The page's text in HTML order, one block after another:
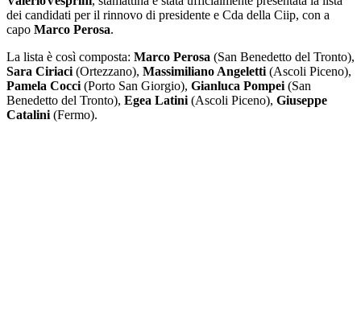
dei candidati per il rinnovo di presidente e Cda della Ciip, con a
capo Marco Perosa.
La lista è così composta: Marco Perosa (San Benedetto del Tronto),
Sara Ciriaci (Ortezzano), Massimiliano Angeletti (Ascoli Piceno),
Pamela Cocci (Porto San Giorgio), Gianluca Pompei (San
Benedetto del Tronto), Egea Latini (Ascoli Piceno), Giuseppe
Catalini (Fermo).